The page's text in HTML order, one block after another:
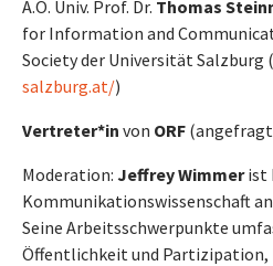
A.O. Univ. Prof. Dr. Thomas
for Information and
Society der Universität Salzburg (
salzburg.at/)
Vertreter*in von ORF
Moderation: Jeffrey Wimmerist
Kommunikationswissenschaft
Seine Arbeitsschwerpunkte
Öffentlichkeit und Partizipation,